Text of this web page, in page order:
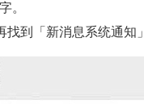
。
到「新消息系统通知」